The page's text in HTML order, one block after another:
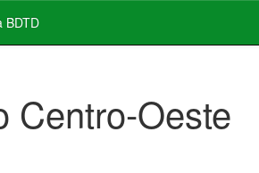
BDTD
Centro-Oeste